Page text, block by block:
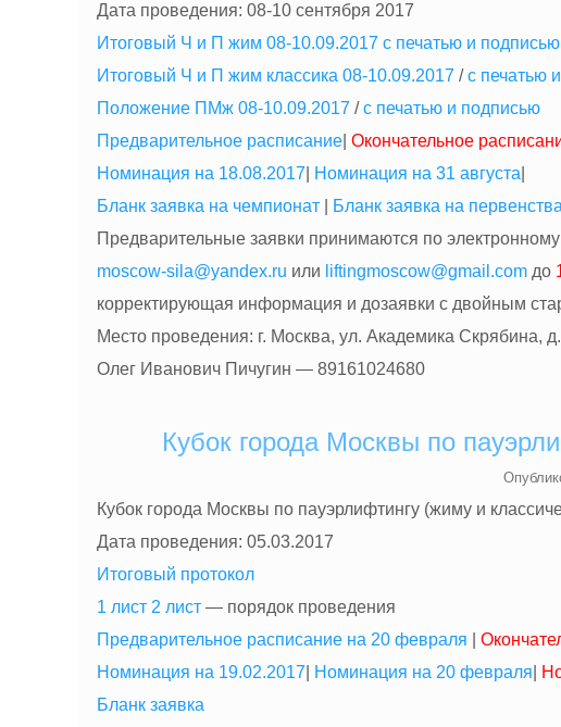
Дата проведения: 08-10 сентября 2017
Итоговый Ч и П жим 08-10.09.2017 с печатью и подписью
Итоговый Ч и П жим классика 08-10.09.2017 /с печатью
Положение ПМж 08-10.09.2017 /с печатью и подписью
Предварительное расписание Окончательное
Номинация на 18.08.2017
Номинация на 31 августа
Бланк заявка на чемпионат
Бланк заявка на первенства
Предварительные заявки принимаются по
moscow-sila@yandex.ru или liftingmoscow@gmail.com до
корректирующая информация и дозаявки с двойным
Место проведения: г. Москва, ул. Академика Скрябина,
Олег Иванович Пичугин — 89161024680
Кубок города Москвы по
Кубок города Москвы по пауэрлифтингу (жиму и
Дата проведения: 05.03.2017
Итоговый протокол
1 лист 2 лист — порядок проведения
Предварительное расписание на 20 февраля
Номинация на 19.02.2017
Номинация на 20 февраля
Бланк заявка